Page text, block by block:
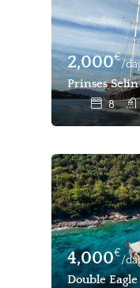
2,000€
/
Prinses
8
4,000€
/
Double